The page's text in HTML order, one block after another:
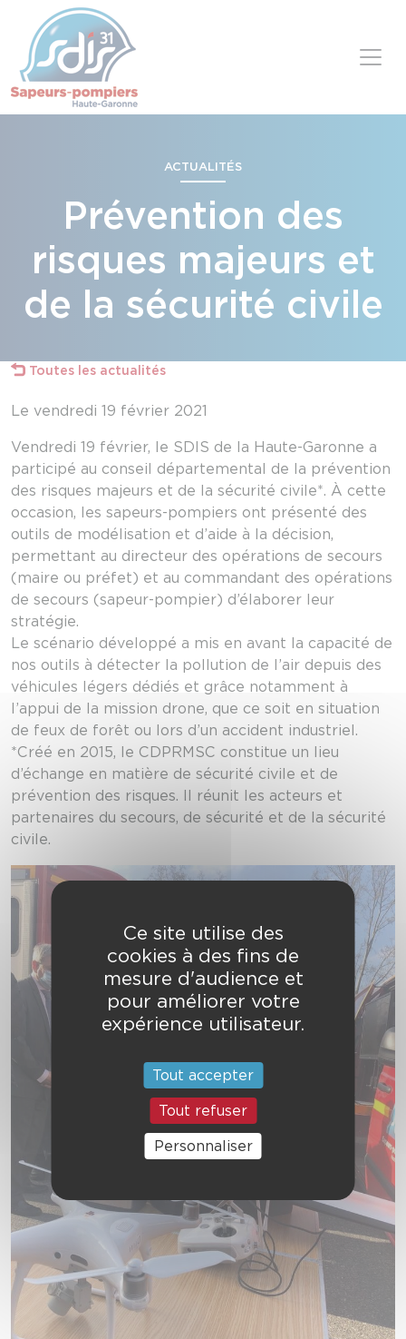
ACTUALITÉS
Prévention des
risques majeurs et
de la sécurité civile
Toutes les actualités
Le vendredi 19 février 2021
Vendredi 19 février, le SDIS de la Haute-Garonne a
participé au conseil départemental de la prévention
des risques majeurs et de la sécurité civile*. À cette
occasion, les sapeurs-pompiers ont présenté des
outils de modélisation et d’aide à la décision,
permettant au directeur des opérations de secours
(maire ou préfet) et au commandant des opérations
de secours (sapeur-pompier) d’élaborer leur
stratégie.
Le scénario développé a mis en avant la capacité de
nos outils à détecter la pollution de l’air depuis des
véhicules légers dédiés et grâce notamment à
l’appui de la mission drone, que ce soit en situation
de feux de forêt ou lors d’un accident industriel.
*Créé en 2015, le CDPRMSC constitue un lieu
d’échange en matière de sécurité civile et de
prévention des risques. Il réunit les acteurs et
partenaires du secours, de sécurité et de la sécurité
civile.
Panneau de gestion des cookies
Ce site utilise des
cookies à des fins de
mesure d'audience et
pour améliorer votre
expérience utilisateur.
Tout accepter
Tout refuser
Personnaliser